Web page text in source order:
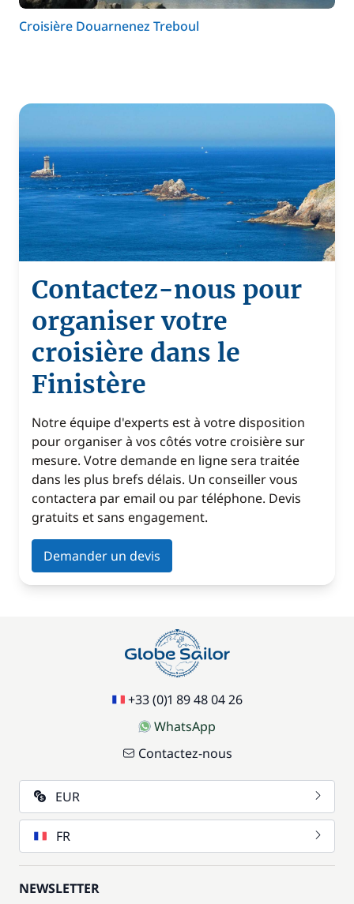
Croisière Douarnenez Treboul
Contactez-nous pour
organiser votre
croisière dans le
Finistère
Notre équipe d'experts est à votre disposition
pour organiser à vos côtés votre croisière sur
mesure. Votre demande en ligne sera traitée
dans les plus brefs délais. Un conseiller vous
contactera par email ou par téléphone. Devis
gratuits et sans engagement.
Demander un devis
+33 (0)1 89 48 04 26
WhatsApp
Contactez-nous
EUR
FR
NEWSLETTER